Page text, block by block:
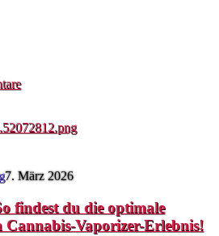
7. März 2026
findest du die optimale
Vaporizer-Erlebnis!